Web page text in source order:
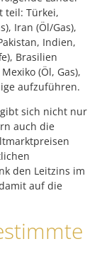
teil: Türkei,
Iran (Öl/Gas),
Indien,
Brasilien
(Öl, Gas),
aufzuführen.
sich nicht nur
auch die
den Leitzins im
auf die